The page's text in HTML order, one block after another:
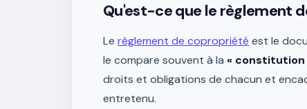
Qu'est-ce que le règlement
Le règlement de copropriété est le
le compare souvent à la « constitution
droits et obligations de chacun et
entretenu.